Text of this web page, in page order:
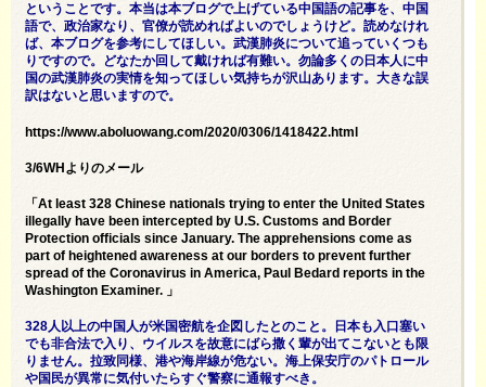
ということです。本当は本ブログで上げている中国語の記事を、中国
語で、政治家なり、官僚が読めればよいのでしょうけど。読めなけれ
ば、本ブログを参考にしてほしい。武漢肺炎について追っていくつも
りですので。どなたか回して戴ければ有難い。勿論多くの日本人に中
国の武漢肺炎の実情を知ってほしい気持ちが沢山あります。大きな誤
訳はないと思いますので。
https://www.aboluowang.com/2020/0306/1418422.html
3/6WHよりのメール
「At least 328 Chinese nationals trying to enter the United States
illegally have been intercepted by U.S. Customs and Border
Protection officials since January. The apprehensions come as
part of heightened awareness at our borders to prevent further
spread of the Coronavirus in America, Paul Bedard reports in the
Washington Examiner. 」
328人以上の中国人が米国密航を企図したとのこと。日本も入口塞い
でも非合法で入り、ウイルスを故意にばら撒く輩が出てこないとも限
りません。拉致同様、港や海岸線が危ない。海上保安庁のパトロール
や国民が異常に気付いたらすぐ警察に通報すべき。